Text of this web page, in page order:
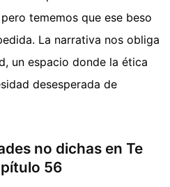
tememos que ese beso
La narrativa nos obliga
un espacio donde la ética
desesperada de
no dichas en Te
56